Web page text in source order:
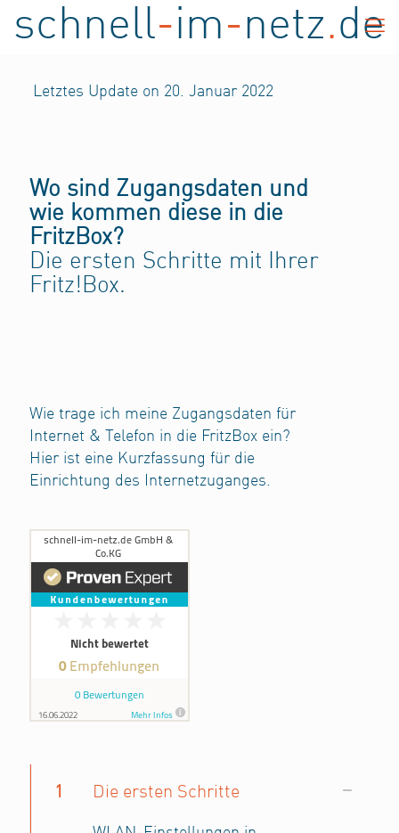
schnell-im-netz.de
Letztes Update on 20. Januar 2022
Wo sind Zugangsdaten und
wie kommen diese in die
FritzBox?
Die ersten Schritte mit Ihrer
Fritz!Box.
Wie trage ich meine Zugangsdaten für
Internet & Telefon in die FritzBox ein?
Hier ist eine Kurzfassung für die
Einrichtung des Internetzuganges.
1 Die ersten Schritte